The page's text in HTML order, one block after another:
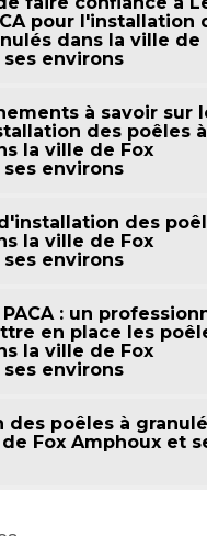
pour l'installation
dans la ville de
environs
à savoir sur
des poêles à
la ville de Fox
environs
des
la ville de Fox
environs
: un
en place les
la ville de Fox
environs
des poêles à
Fox Amphoux et